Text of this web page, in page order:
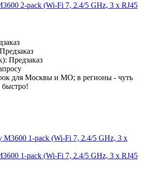
2-pack (Wi-Fi 7, 2.4/5 GHz, 3 x RJ45
Предзаказ
Предзаказ
для Москвы и МО; в регионы - чуть
быстро!
1-pack (Wi-Fi 7, 2.4/5 GHz, 3 x RJ45